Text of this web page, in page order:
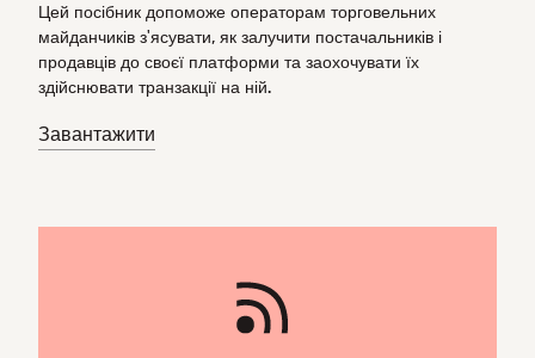
Цей посібник допоможе операторам торговельних
майданчиків з'ясувати, як залучити постачальників і
продавців до своєї платформи та заохочувати їх
здійснювати транзакції на ній.
Завантажити